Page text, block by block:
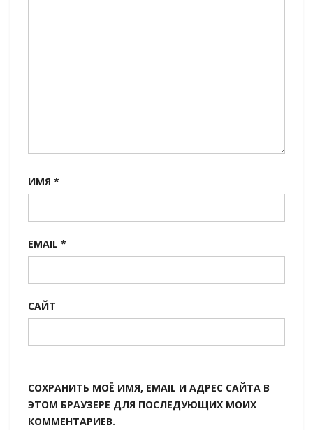
ИМЯ *
EMAIL *
САЙТ
СОХРАНИТЬ МОЁ ИМЯ, EMAIL И АДРЕС САЙТА В
ЭТОМ БРАУЗЕРЕ ДЛЯ ПОСЛЕДУЮЩИХ МОИХ
КОММЕНТАРИЕВ.